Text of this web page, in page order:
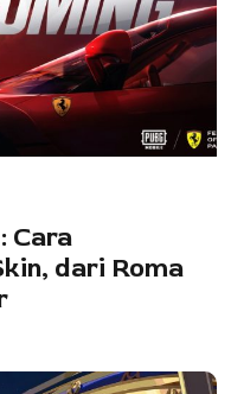
Cara
dari Roma